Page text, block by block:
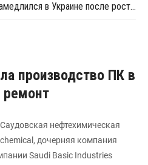
Спрос на стройматериалы замедлился в Украине после роста в прошлом году
производство ПК в
нефтехимическая
дочерняя компания
Saudi Basic Industries